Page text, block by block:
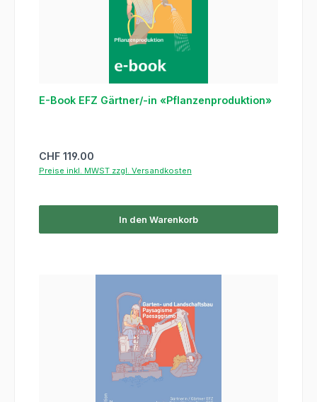
E-Book EFZ Gärtner/-in «Pflanzenproduktion»
Regulärer Preis:
CHF 119.00
Preise inkl. MWST zzgl. Versandkosten
In den Warenkorb